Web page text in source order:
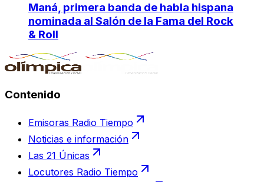
Maná, primera banda de habla hispana
nominada al Salón de la Fama del Rock
& Roll
Contenido
Emisoras Radio Tiempo
Noticias e información
Las 21 Únicas
Locutores Radio Tiempo